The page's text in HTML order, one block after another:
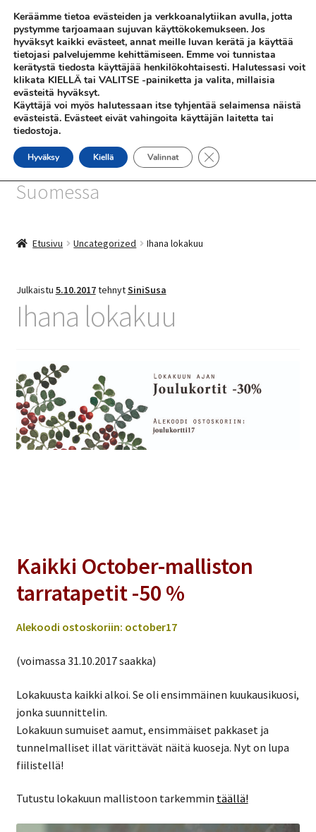
Siirry
navigointiin
Siirry
sisältöön
Valikko
SHOP
INFO
SiniSusan kortit painetaan
Suomessa
Etusivu Uncategorized Ihana lokakuu
Julkaistu 5.10.2017tehnytSiniSusa
Ihana lokakuu
Kaikki October-malliston
tarratapetit -50 %
Alekoodi ostoskoriin: october17
(voimassa 31.10.2017 saakka)
Lokakuusta kaikki alkoi. Se oli ensimmäinen kuukausikuosi,
jonka suunnittelin.
Lokakuun sumuiset aamut, ensimmäiset pakkaset ja
tunnelmalliset illat värittävät näitä kuoseja. Nyt on lupa
fiilistellä!
Tutustu lokakuun mallistoon tarkemmin täällä!
Keräämme tietoa evästeiden ja verkkoanalytiikan avulla, jotta
pystymme tarjoamaan sujuvan käyttökokemukseen. Jos
hyväksyt kaikki evästeet, annat meille luvan kerätä ja käyttää
tietojasi palvelujemme kehittämiseen. Emme voi tunnistaa
kerätystä tiedosta käyttäjää henkilökohtaisesti. Halutessasi voit
klikata KIELLÄ tai VALITSE -painiketta ja valita, millaisia
evästeitä hyväksyt.
Käyttäjä voi myös halutessaan itse tyhjentää selaimensa näistä
evästeistä. Evästeet eivät vahingoita käyttäjän laitetta tai
tiedostoja.
Hyväksy Kiellä Valinnat Sulje evästebanneri